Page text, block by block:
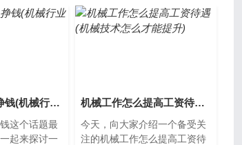
机械工作怎么挣钱(机械行业怎么赚外快)
这个话题最
起来探讨一
机械工作怎么提高工资待遇(机械技术怎么才能提升)
今天，向大家介绍一个备受关
注的机械工作怎么提高工资待